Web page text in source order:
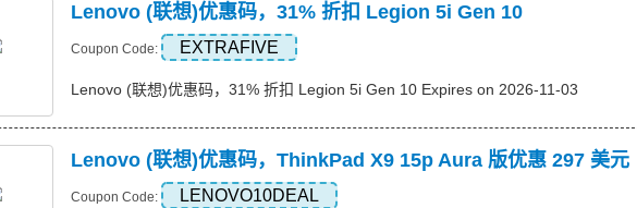
Lenovo (联想)优惠码，31% 折扣 Legion 5i Gen 10
Coupon Code: EXTRAFIVE
Lenovo (联想)优惠码，31% 折扣 Legion 5i Gen 10 Expires on 2026-11-03
Lenovo (联想)优惠码，ThinkPad X9 15p Aura 版优惠 297 美元
Coupon Code: LENOVO10DEAL